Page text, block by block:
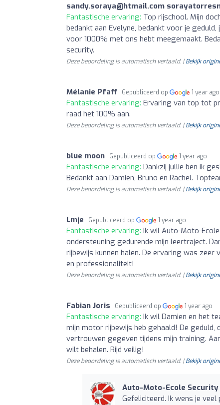
sandy.soraya@htmail.com
Fantastische ervaring: Top rijschool. Mijn
bedankt aan Evelyne, bedankt voor je
voor 1000% met ons hebt meegemaakt.
security.
Deze beoordeling is automatisch vertaald. |Bekijk
Mélanie Pfaff Gepubliceerd op 1 year ago
Fantastische ervaring: Ervaring van top tot
raad het 100% aan.
Deze beoordeling is automatisch vertaald. |Bekijk
blue moon Gepubliceerd op 1 year ago
Fantastische ervaring: Dankzij jullie ben ik
Bedankt aan Damien, Bruno en Rachel.
Deze beoordeling is automatisch vertaald. |Bekijk
Lmje Gepubliceerd op 1 year ago
Fantastische ervaring: Ik wil Auto-Moto-
ondersteuning gedurende mijn leertraject.
rijbewijs kunnen halen. De ervaring was
en professionaliteit!
Deze beoordeling is automatisch vertaald. |Bekijk
Fabian Joris Gepubliceerd op 1 year ago
Fantastische ervaring: Ik wil Damien en het
mijn motor rijbewijs heb gehaald! De
vertrouwen gegeven tijdens mijn training.
wilt behalen. Rijd veilig!
Deze beoordeling is automatisch vertaald. |Bekijk
Auto-Moto-Ecole Security
Gefeliciteerd. Ik wens je veel